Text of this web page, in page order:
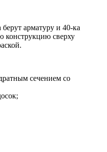
арматуру и 40-ка
конструкцию сверху
сечением со